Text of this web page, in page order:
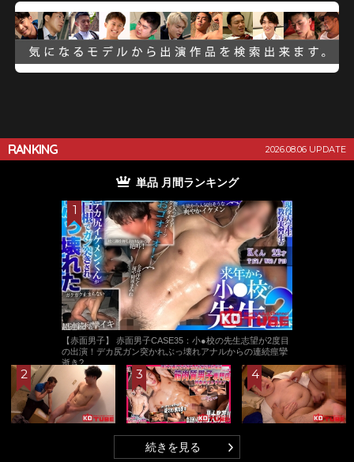
RANKING 2026.08.06 UPDATE
単品 月間ランキング
【赤面男子】 赤面男子CASE35：小●校の先生志望が2度目
の出演！デカ尻ガン突かれぶっ壊れアナルからの連続痙攣
逝き?
続きを見る